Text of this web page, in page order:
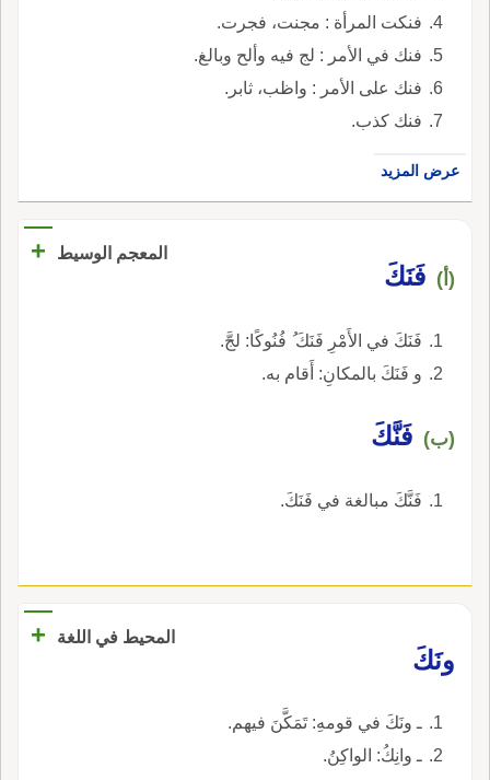
فنكت المرأة : مجنت، فجرت.
فنك في الأمر : لج فيه وألح وبالغ.
فنك على الأمر : واظب، ثابر.
فنك كذب.
عرض المزيد
المعجم الوسيط +
(أ) فَنَكَ
فَنَكَ في الأَمْرِ فَنَكَ ُ فُنُوكًا: لجَّ.
و فَنَكَ بالمكانِ: أَقام به.
(ب) فَنَّكَ
فَنَّكَ مبالغة في فَنَكَ.
المحيط في اللغة
+
ونَكَ
ـ ونَكَ في قومهِ: تَمَكَّنَ فيهم.
ـ وانِكُ: الواكِنُ.